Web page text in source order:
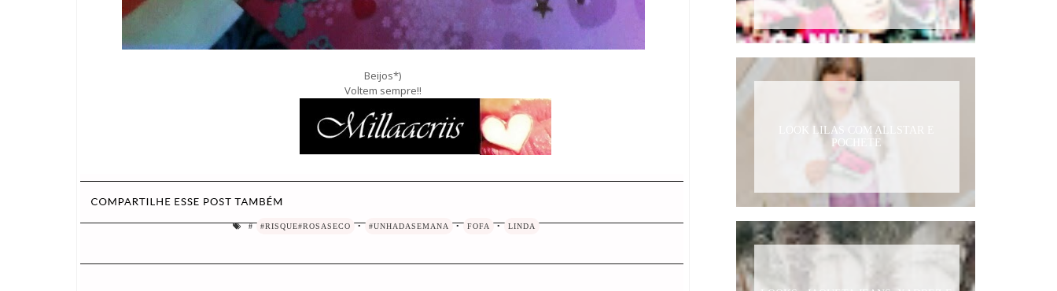
Beijos*)
Voltem sempre!!
# #RISQUE#ROSASECO • #UNHADASEMANA • FOFA • LINDA
LOOK LILAS COM ALLSTAR E
POCHETE